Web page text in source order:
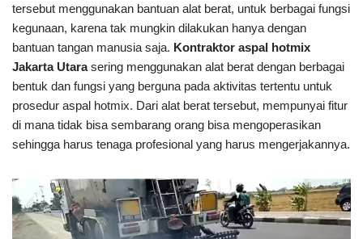
tersebut menggunakan bantuan alat berat, untuk berbagai fungsi
kegunaan, karena tak mungkin dilakukan hanya dengan
bantuan tangan manusia saja. Kontraktor aspal hotmix
Jakarta Utarasering menggunakan alat berat dengan berbagai
bentuk dan fungsi yang berguna pada aktivitas tertentu untuk
prosedur aspal hotmix. Dari alat berat tersebut, mempunyai fitur
di mana tidak bisa sembarang orang bisa mengoperasikan
sehingga harus tenaga profesional yang harus mengerjakannya.